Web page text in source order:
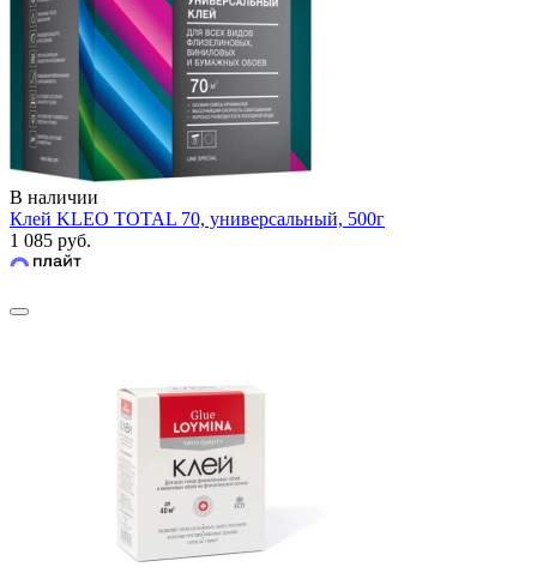
В наличии
Клей KLEO TOTAL 70, универсальный, 500г
1 085 руб.